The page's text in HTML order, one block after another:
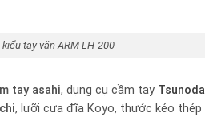
tay vặn ARM LH-200
tay asahi, dụng cụ cầm tay Tsunoda
, lưỡi cưa đĩa Koyo, thước kéo thép